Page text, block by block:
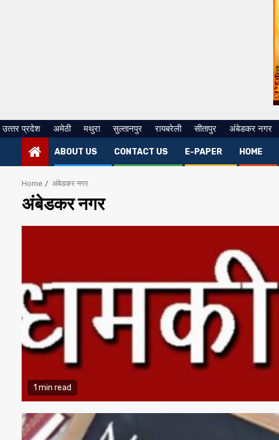
उत्‍तर प्रदेश अमेठी मथुरा सुल्तानपुर रायबरेली सीतापुर अंबेडकर नगर
ABOUT US CONTACT US E-PAPER HOME
Home अंबेडकर नगर
अंबेडकर नगर
1 min read